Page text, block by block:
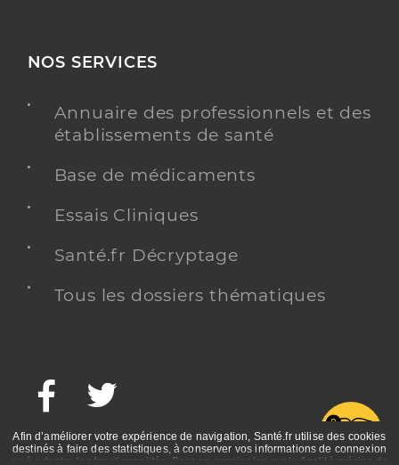
NOS SERVICES
Annuaire des professionnels et des
établissements de santé
Base de médicaments
Essais Cliniques
Santé.fr Décryptage
Tous les dossiers thématiques
Facebook
Afin d’améliorer votre expérience de navigation, Santé.fr utilise des cookies
destinés à faire des statistiques, à conserver vos informations de connexion
ou à adapter les fonctionnalités. Pour en savoir plus sur la finalité précise de